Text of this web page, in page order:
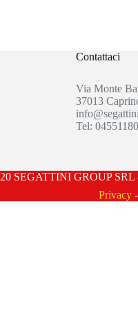
Contattaci
Via Monte
37013
Tel:
SEGATTINI GROUP SRL
Privacy